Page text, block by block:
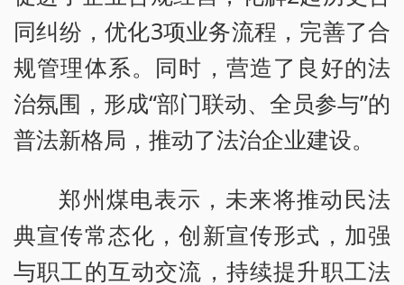
同纠纷，优化3项业务流程，完善了合
规管理体系。同时，营造了良好的法
治氛围，形成“部门联动、全员参与”的
普法新格局，推动了法治企业建设。
郑州煤电表示，未来将推动民法
典宣传常态化，创新宣传形式，加强
与职工的互动交流，持续提升职工法